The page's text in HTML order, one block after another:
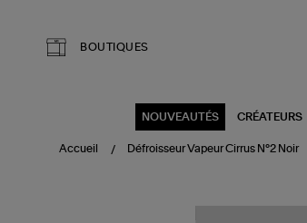
BOUTIQUES
NOUVEAUTÉS CRÉATEURS
Accueil Défroisseur Vapeur Cirrus N°2 Noir